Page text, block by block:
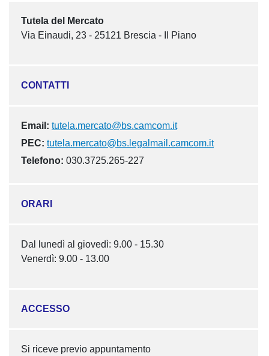
Tutela del Mercato
Via Einaudi, 23 - 25121 Brescia - II Piano
CONTATTI
Email: tutela.mercato@bs.camcom.it
PEC: tutela.mercato@bs.legalmail.camcom.it
Telefono: 030.3725.265-227
ORARI
Dal lunedì al giovedì: 9.00 - 15.30
Venerdì: 9.00 - 13.00
ACCESSO
Si riceve previo appuntamento